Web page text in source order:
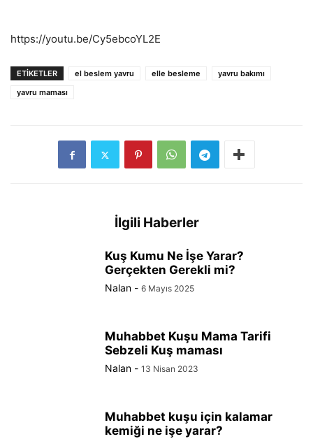
https://youtu.be/Cy5ebcoYL2E
ETIKETLER el beslem yavru elle besleme
yavru bakımı
yavru maması
İlgili Haberler
Kuş Kumu Ne İşe Yarar?
Gerçekten Gerekli mi?
Nalan - 6 Mayıs 2025
Muhabbet Kuşu Mama Tarifi
Sebzeli Kuş maması
Nalan - 13 Nisan 2023
Muhabbet kuşu için kalamar
kemiği ne işe yarar?